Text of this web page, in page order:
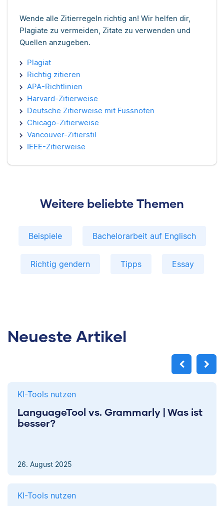
Wende alle Zitierregeln richtig an! Wir helfen dir,
Plagiate zu vermeiden, Zitate zu verwenden und
Quellen anzugeben.
Plagiat
Richtig zitieren
APA-Richtlinien
Harvard-Zitierweise
Deutsche Zitierweise mit Fussnoten
Chicago-Zitierweise
Vancouver-Zitierstil
IEEE-Zitierweise
Weitere beliebte Themen
Beispiele Bachelorarbeit auf Englisch
Richtig gendern Tipps Essay
Neueste Artikel
KI-Tools nutzen
LanguageTool vs. Grammarly | Was ist
besser?
26. August 2025
KI-Tools nutzen